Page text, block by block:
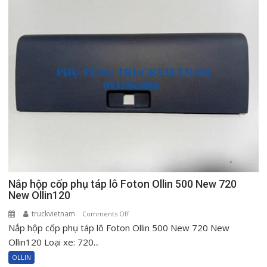
Nắp hộp cốp phụ táp lô Foton Ollin 500 New 720
New Ollin120
truckvietnam Comments Offon
Nắp
Nắp hộp cốp phụ táp lô Foton Ollin 500 New 720 New
Ollin120 Loại xe: 720...
OLLIN